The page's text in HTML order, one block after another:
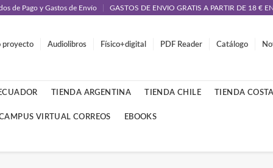
de Pago y Gastos de Envío GASTOS DE ENVIO GRATIS A PARTIR DE 18 €
proyecto Audiolibros Físico+digital PDF Reader Catálogo
TIENDA ARGENTINA TIENDA CHILE TIENDA
VIRTUAL CORREOS EBOOKS